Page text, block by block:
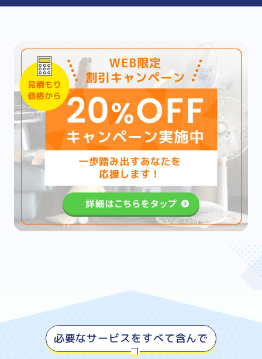
必要なサービスをすべて含んで